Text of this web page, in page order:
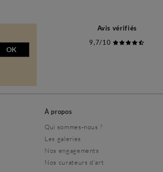
OK
Avis vérifiés
9,7/10
À propos
Qui sommes-nous ?
Les galeries
Nos engagements
Nos curateurs d'art